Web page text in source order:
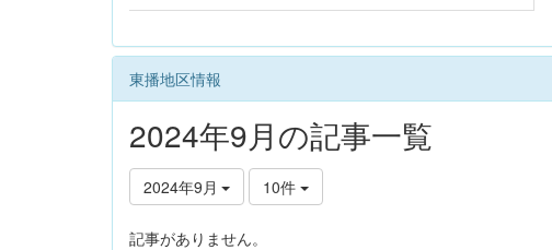
東播地区情報
2024年9月の記事一覧
2024年9月 10件
記事がありません。